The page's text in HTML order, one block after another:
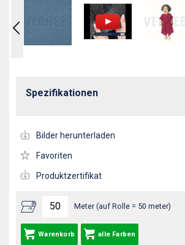
Meter (auf Rolle = 50 meter)
Warenkorb alle Farben
Spezifikationen
Bilder herunterladen
Favoriten
Produktzertifikat